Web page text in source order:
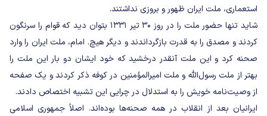
استعماری، ملت ایران ظهور و بروزی نداشتند.
شاید تنها حضور ملت را در روز ۳۰ تیر ۱۳۳۱ بتوان دید که قوام را سرنگون
کردند و مصدق را به قدرت بازگرداندند و دیگر هیچ. امام، ملت ایران را وارد
صحنه کرد و این ملت آنقدر درخشید که خود ایشان دو بار این ملت را
بهتر از ملت رسول‌الله و ملت امیرالمؤمنین در کوفه ذکر کردند و یک صفحه
از وصیت‌نامه خویش را به استدلال در چرایی این تشبیه اختصاص دادند.
ایرانیان بعد از انقلاب در همه صحنه‌ها بوده‌اند. اصلاً جمهوری اسلامی